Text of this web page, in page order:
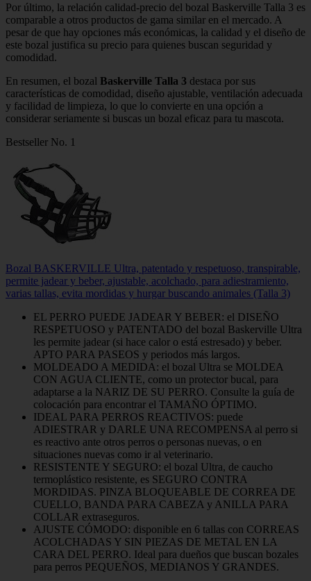
Por último, la relación calidad-precio del bozal Baskerville Talla 3 es
comparable a otros productos de gama similar en el mercado. A
pesar de que hay opciones más económicas, la calidad y el diseño de
este bozal justifica su precio para quienes buscan seguridad y
comodidad.
En resumen, el bozal Baskerville Talla 3 destaca por sus
características de comodidad, diseño ajustable, ventilación adecuada
y facilidad de limpieza, lo que lo convierte en una opción a
considerar seriamente si buscas un bozal eficaz para tu mascota.
Bestseller No. 1
Bozal BASKERVILLE Ultra, patentado y respetuoso, transpirable,
permite jadear y beber, ajustable, acolchado, para adiestramiento,
varias tallas, evita mordidas y hurgar buscando animales (Talla 3)
EL PERRO PUEDE JADEAR Y BEBER: el DISEÑO
RESPETUOSO y PATENTADO del bozal Baskerville Ultra
les permite jadear (si hace calor o está estresado) y beber.
APTO PARA PASEOS y periodos más largos.
MOLDEADO A MEDIDA: el bozal Ultra se MOLDEA
CON AGUA CLIENTE, como un protector bucal, para
adaptarse a la NARIZ DE SU PERRO. Consulte la guía de
colocación para encontrar el TAMAÑO ÓPTIMO.
IDEAL PARA PERROS REACTIVOS: puede
ADIESTRAR y DARLE UNA RECOMPENSA al perro si
es reactivo ante otros perros o personas nuevas, o en
situaciones nuevas como ir al veterinario.
RESISTENTE Y SEGURO: el bozal Ultra, de caucho
termoplástico resistente, es SEGURO CONTRA
MORDIDAS. PINZA BLOQUEABLE DE CORREA DE
CUELLO, BANDA PARA CABEZA y ANILLA PARA
COLLAR extraseguros.
AJUSTE CÓMODO: disponible en 6 tallas con CORREAS
ACOLCHADAS Y SIN PIEZAS DE METAL EN LA
CARA DEL PERRO. Ideal para dueños que buscan bozales
para perros PEQUEÑOS, MEDIANOS Y GRANDES.